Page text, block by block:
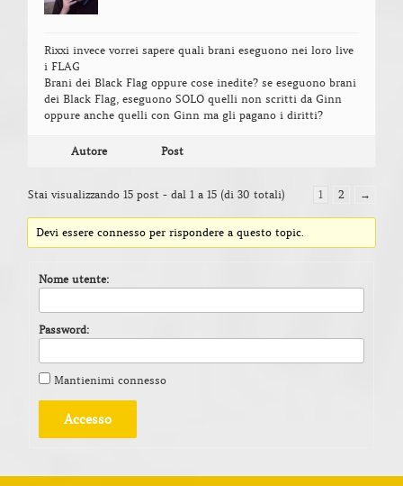
Rixxi invece vorrei sapere quali brani eseguono nei loro live
i FLAG
Brani dei Black Flag oppure cose inedite? se eseguono brani
dei Black Flag, eseguono SOLO quelli non scritti da Ginn
oppure anche quelli con Ginn ma gli pagano i diritti?
Autore Post
Stai visualizzando 15 post - dal 1 a 15 (di 30 totali) 1 2 →
Devi essere connesso per rispondere a questo topic.
Nome utente:
Password:
Mantienimi connesso
Accesso